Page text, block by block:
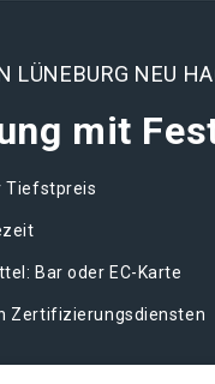
LÜNEBURG NEU
mit
Tiefstpreis
Bar oder EC-Karte
Zertifizierungsdiensten